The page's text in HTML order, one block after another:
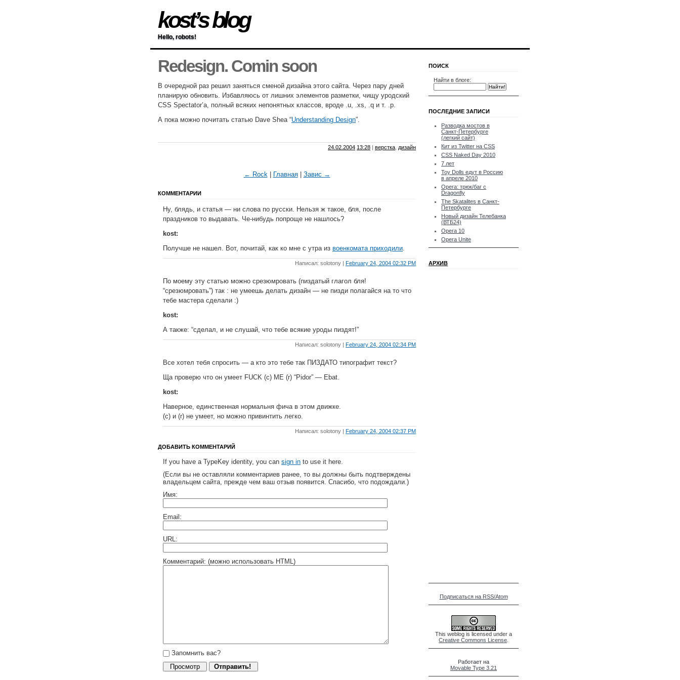
kost’s blog
Hello, robots!
Redesign. Comin soon
В очередной раз решил заняться сменой дизайна этого сайта. Через пару дней
планирую обновить. Избавляюсь от лишних элементов разметки, чищу уродский
CSS Spectator’a, полный всяких непонятных классов, вроде .u, .xs, .q и т. .p.
А пока можно почитать статью Dave Shea “Understanding Design”.
24.02.2004 13:28 | верстка дизайн
← Rock| Главная| Завис →
КОММЕНТАРИИ
Ну, блядь, и статья — ни слова по русски. Нельзя ж такое, бля, после
праздников то выдавать. Че-нибудь попроще не нашлось?
kost:
Получше не нашел. Вот, почитай, как ко мне с утра из военкомата приходили.
Написал: solotony | February 24, 2004 02:32 PM
По моему эту статью можно срезюмровать (пиздатый глагол бля!
“срезюмровать”) так : не умеешь делать дизайн — не пизди полагайся на то что
тебе мастера сделали :)
kost:
А также: “сделал, и не слушай, что тебе всякие уроды пиздят!”
Написал: solotony | February 24, 2004 02:34 PM
Все хотел тебя спросить — а кто это тебе так ПИЗДАТО типографит текст?
Ща проверю что он умеет FUCK (с) ME (r) “Pidor” — Ebat.
kost:
Наверное, единственная нормальня фича в этом движке.
(c) и (r) не умеет, но можно привинтить легко.
Написал: solotony | February 24, 2004 02:37 PM
ДОБАВИТЬ КОММЕНТАРИЙ
If you have a TypeKey identity, you can sign in to use it here.
(Если вы не оставляли комментариев ранее, то вы должны быть подтверждены
владельцем сайта, прежде чем ваш отзыв появится. Спасибо, что подождали.)
Имя:
Email:
URL:
Комментарий: (можно использовать HTML)
Запомнить вас?
ПОИСК
Найти в блоге:
ПОСЛЕДНИЕ ЗАПИСИ
Разводка мостов в
Санкт-Петербурге
(легкий сайт)
Кит из Twitter на CSS
CSS Naked Day 2010
7 лет
Toy Dolls едут в Россию
в апреле 2010
Opera: трюк/баг с
Dragonfly
The Skatalites в Санкт-
Петербурге
Новый дизайн Телебанка
(ВТБ24)
Opera 10
Opera Unite
АРХИВ
Подписаться на RSS/Atom
This weblog is licensed under a
Creative Commons License
Работает на
Movable Type 3.21